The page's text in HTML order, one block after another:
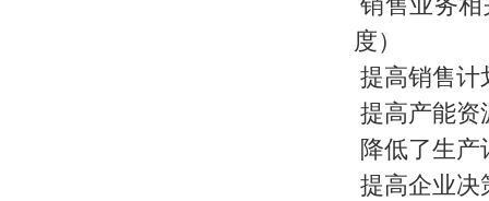
度）
提高销售计
提高产能资
降低了生产
提高企业决